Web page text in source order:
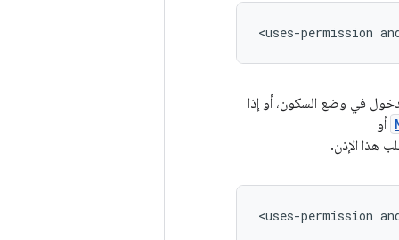
<uses-permission
في وضع السكون، أو إذا
أو
هذا الإذن.
<uses-permission